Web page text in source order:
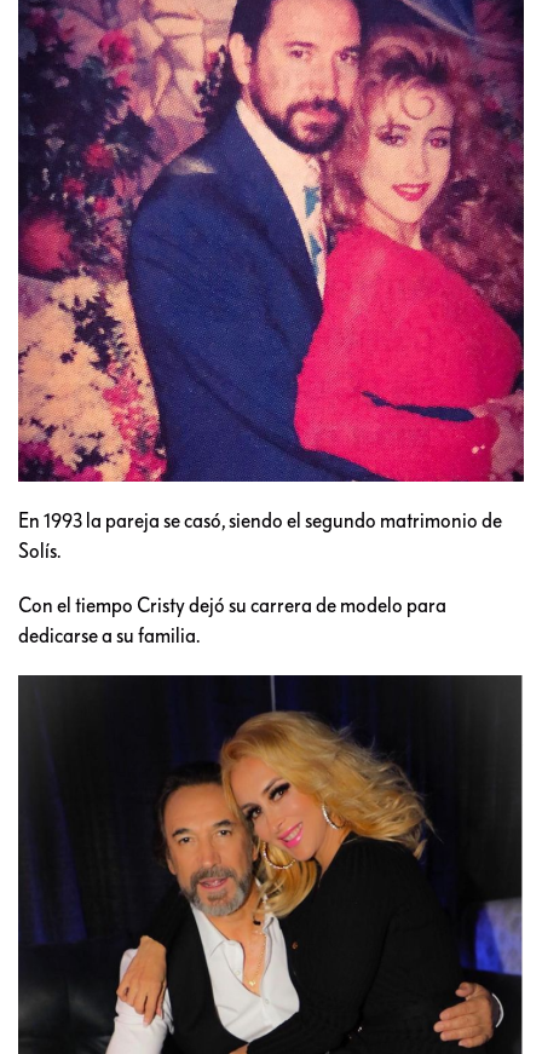
En 1993 la pareja se casó, siendo el segundo matrimonio de
Solís.
Con el tiempo Cristy dejó su carrera de modelo para
dedicarse a su familia.